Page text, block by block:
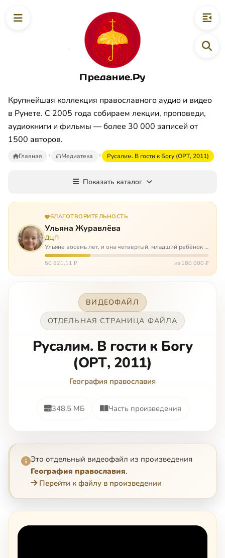
Предание.Ру
Крупнейшая коллекция православного аудио и видео
в Рунете. С 2005 года собираем лекции, проповеди,
аудиокниги и фильмы — более 30 000 записей от
1500 авторов.
Главная Медиатека Русалим. В гости к Богу (ОРТ, 2011)
Показать каталог
БЛАГОТВОРИТЕЛЬНОСТЬ
Ульяна Журавлёва
ДЦП
Ульяне восемь лет, и она четвертый, младший ребёнок в
многодетной семье. И с самого рождения Ульяну лечат.
Несколько операций, ежедневные процедуры,
50 621,11 ₽ из 180 000 ₽
ВИДЕОФАЙЛ
ОТДЕЛЬНАЯ СТРАНИЦА ФАЙЛА
Русалим. В гости к Богу
(ОРТ, 2011)
География православия
348.5 МБ Часть произведения
Это отдельный видеофайл из произведения
География православия.
Перейти к файлу в произведении